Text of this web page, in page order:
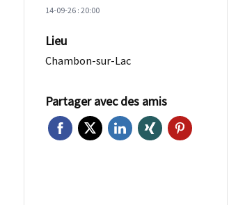
14-09-26 : 20:00
Lieu
Chambon-sur-Lac
Partager avec des amis